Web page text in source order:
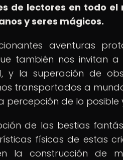
de lectores en todo el
y seres mágicos.
aventuras
también nos invitan
y la superación de
transportados a
de lo posible
de las bestias
físicas de estas
la construcción de